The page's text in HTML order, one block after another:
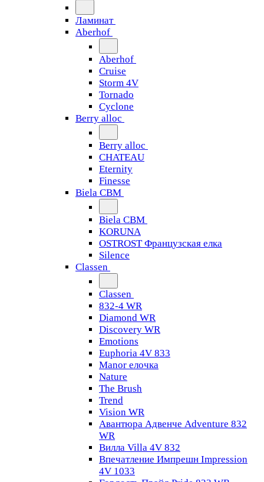
Ламинат
Aberhof
Aberhof
Cruise
Storm 4V
Tornado
Сyclone
Berry alloc
Berry alloc
CHATEAU
Eternity
Finesse
Biela CBM
Biela CBM
KORUNA
OSTROST Французская елка
Silence
Classen
Classen
832-4 WR
Diamond WR
Discovery WR
Emotions
Euphoria 4V 833
Manor елочка
Nature
The Brush
Trend
Vision WR
Авантюра Адвенче Adventure 832
WR
Вилла Villa 4V 832
Впечатление Импрешн Impression
4V 1033